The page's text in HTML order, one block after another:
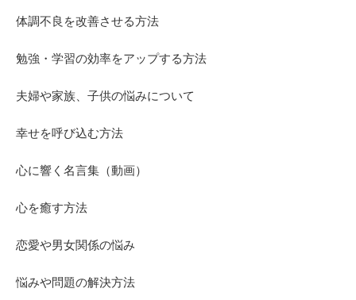
体調不良を改善させる方法
勉強・学習の効率をアップする方法
夫婦や家族、子供の悩みについて
幸せを呼び込む方法
心に響く名言集（動画）
心を癒す方法
恋愛や男女関係の悩み
悩みや問題の解決方法